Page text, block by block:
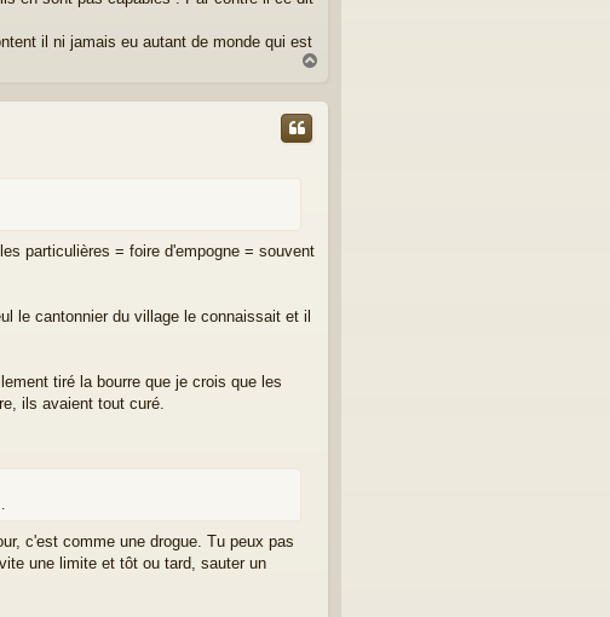
il ni jamais eu autant de monde qui est
u
particulières = foire d'empogne = souvent
le cantonnier du village le connaissait et il
tiré la bourre que je crois que les
ils avaient tout curé.
c'est comme une drogue. Tu peux pas
une limite et tôt ou tard, sauter un